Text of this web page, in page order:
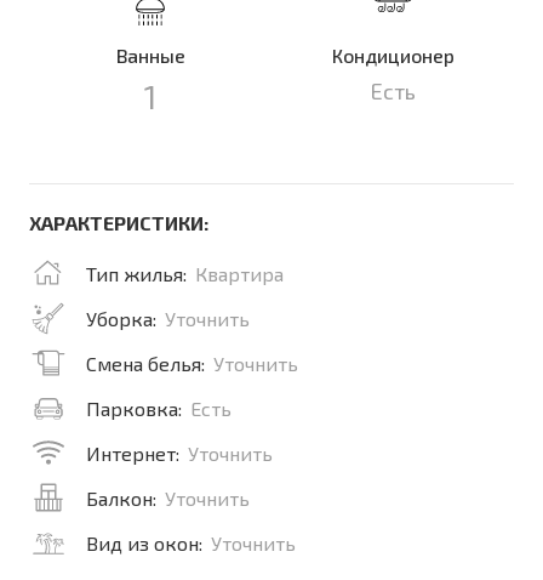
Ванные
1
Кондиционер
Есть
ХАРАКТЕРИСТИКИ:
Тип жилья: Квартира
Уборка: Уточнить
Смена белья: Уточнить
Парковка: Есть
Интернет: Уточнить
Балкон: Уточнить
Вид из окон: Уточнить